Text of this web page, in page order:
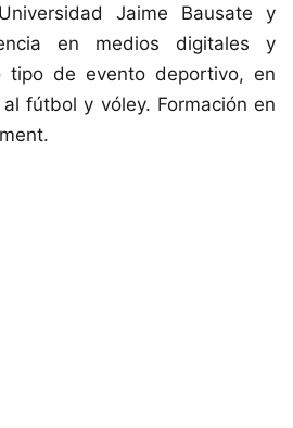
Jaime Bausate y
en medios digitales y
tipo de evento deportivo, en
fútbol y vóley. Formación en